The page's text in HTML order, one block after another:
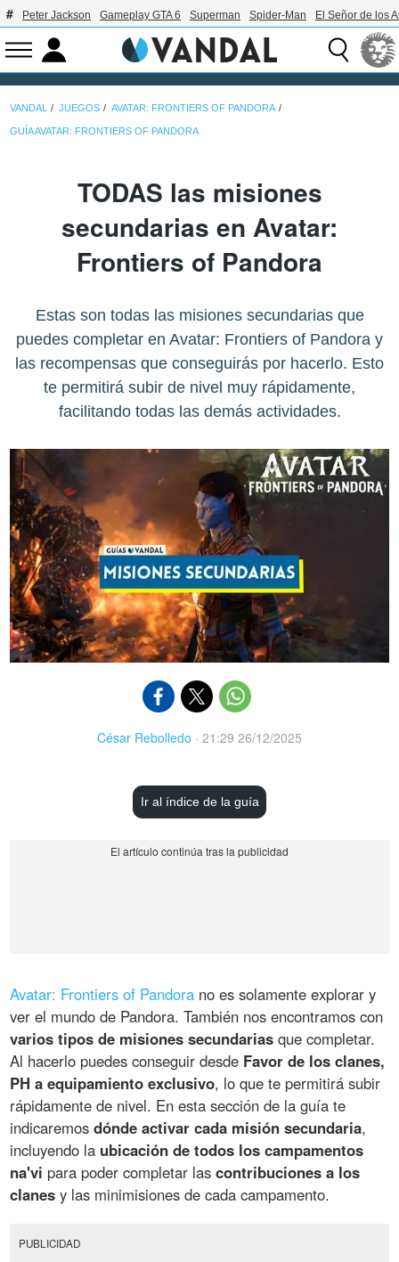
Peter Jackson Gameplay GTA 6 Superman Spider-Man El Señor de los
VANDAL JUEGOS AVATAR: FRONTIERS OF PANDORA
GUÍA AVATAR: FRONTIERS OF PANDORA
TODAS las misiones
secundarias en Avatar:
Frontiers of Pandora
Estas son todas las misiones secundarias que
puedes completar en Avatar: Frontiers of Pandora y
las recompensas que conseguirás por hacerlo. Esto
te permitirá subir de nivel muy rápidamente,
facilitando todas las demás actividades.
César Rebolledo · 21:29 26/12/2025
Ir al índice de la guía
Avatar: Frontiers of Pandora no es solamente explorar y
ver el mundo de Pandora. También nos encontramos con
varios tipos de misiones secundarias que completar.
Al hacerlo puedes conseguir desde Favor de los clanes,
PH a equipamiento exclusivo, lo que te permitirá subir
rápidamente de nivel. En esta sección de la guía te
indicaremosdónde activar cada misión secundaria,
incluyendo la ubicación de todos los campamentos
na'vi para poder completar lascontribuciones a los
clanes y las minimisiones de cada campamento.
PUBLICIDAD